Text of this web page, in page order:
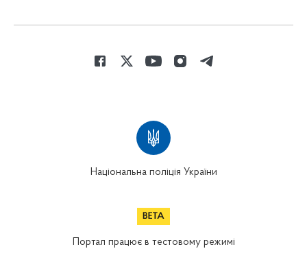
Національна поліція України
Портал працює в тестовому режимі